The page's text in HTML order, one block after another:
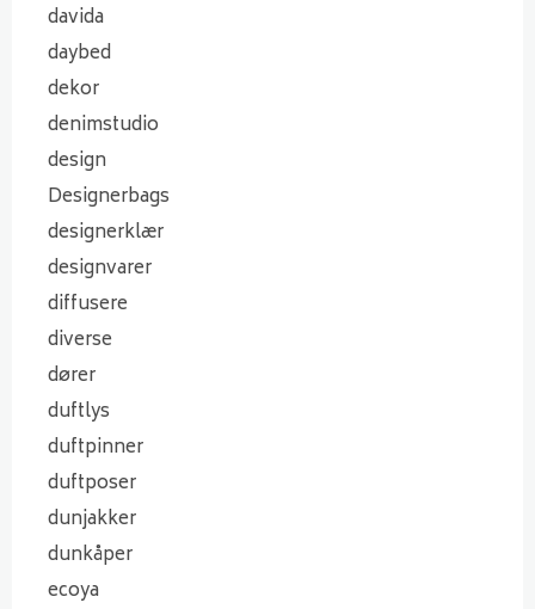
davida
daybed
dekor
denimstudio
design
Designerbags
designerklær
designvarer
diffusere
diverse
dører
duftlys
duftpinner
duftposer
dunjakker
dunkåper
ecoya